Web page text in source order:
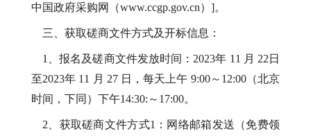
中国政府采购网（www.ccgp.gov.cn）]。
三、获取磋商文件方式及开标信息：
1、报名及磋商文件发放时间： 2023年 11 月 22日
至2023年 11 月 27 日，每天上午 9:00～12:00（北京
时间，下同）下午14:30:～17:00。
2、获取磋商文件方式1：网络邮箱发送（免费领